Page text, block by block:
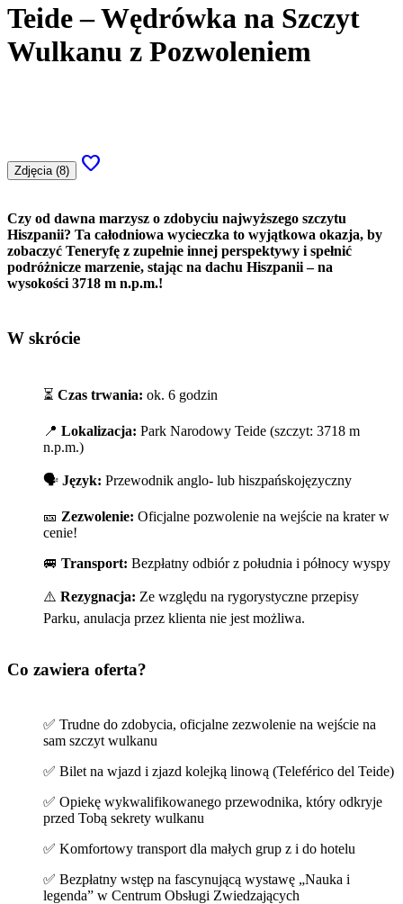
Teide – Wędrówka na Szczyt
Wulkanu z Pozwoleniem
Zdjęcia (8) favorite
Czy od dawna marzysz o zdobyciu najwyższego szczytu
Hiszpanii? Ta całodniowa wycieczka to wyjątkowa okazja, by
zobaczyć Teneryfę z zupełnie innej perspektywy i spełnić
podróżnicze marzenie, stając na dachu Hiszpanii – na
wysokości 3718 m n.p.m.!
W skrócie
⏳ Czas trwania: ok. 6 godzin
📍 Lokalizacja: Park Narodowy Teide (szczyt: 3718 m
n.p.m.)
🗣️ Język: Przewodnik anglo- lub hiszpańskojęzyczny
🎫 Zezwolenie: Oficjalne pozwolenie na wejście na krater w
cenie!
🚐 Transport: Bezpłatny odbiór z południa i północy wyspy
⚠️ Rezygnacja: Ze względu na rygorystyczne przepisy
Parku, anulacja przez klienta nie jest możliwa.
Co zawiera oferta?
✅ Trudne do zdobycia, oficjalne zezwolenie na wejście na
sam szczyt wulkanu
✅ Bilet na wjazd i zjazd kolejką linową (Teleférico del Teide)
✅ Opiekę wykwalifikowanego przewodnika, który odkryje
przed Tobą sekrety wulkanu
✅ Komfortowy transport dla małych grup z i do hotelu
✅ Bezpłatny wstęp na fascynującą wystawę „Nauka i
legenda” w Centrum Obsługi Zwiedzających